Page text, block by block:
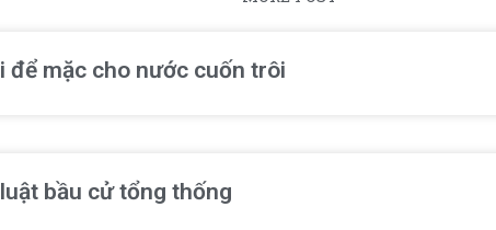
để mặc cho nước cuốn trôi
bầu cử tổng thống